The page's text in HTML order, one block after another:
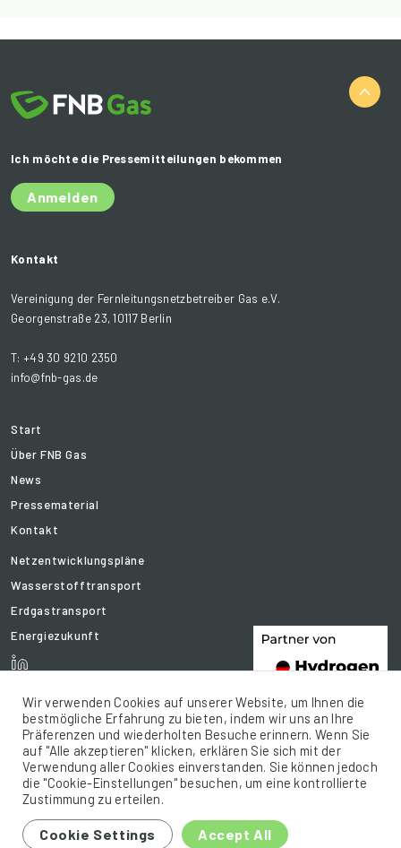
Ich möchte die Pressemitteilungen bekommen
Anmelden
Kontakt
Vereinigung der Fernleitungsnetzbetreiber Gas e.V.
Georgenstraße 23, 10117 Berlin
T: +49 30 9210 2350
info@fnb-gas.de
Start
Über FNB Gas
News
Pressematerial
Kontakt
Netzentwicklungspläne
Wasserstofftransport
Erdgastransport
Energiezukunft
© 2021 FNB Gas .e.V. All rights reserved.
Wir verwenden Cookies auf unserer Website, um Ihnen die
bestmögliche Erfahrung zu bieten, indem wir uns an Ihre
Präferenzen und wiederholten Besuche erinnern. Wenn Sie
auf "Alle akzeptieren" klicken, erklären Sie sich mit der
Verwendung aller Cookies einverstanden. Sie können jedoch
die "Cookie-Einstellungen" besuchen, um eine kontrollierte
Zustimmung zu erteilen.
Cookie Settings Accept All